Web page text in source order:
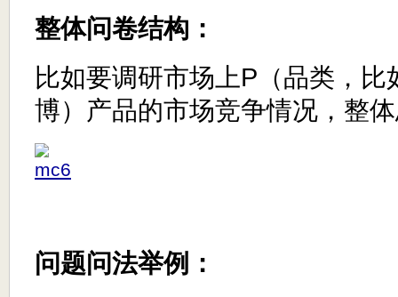
整体问卷结构：
比如要调研市场上P（品类，比
博）产品的市场竞争情况，整
问题问法举例：